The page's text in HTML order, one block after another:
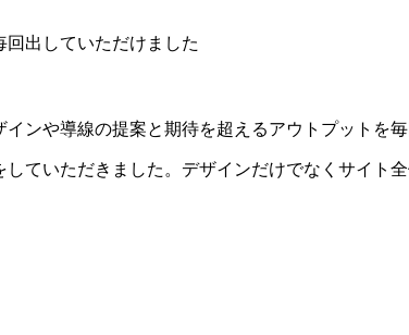
出していただけました
ンや導線の提案と期待を超えるアウトプットを毎
ていただきました。デザインだけでなくサイト